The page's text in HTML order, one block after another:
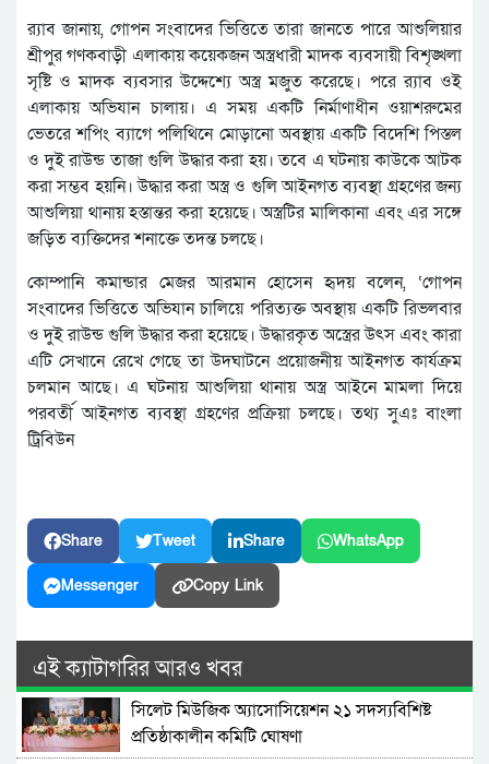
র‌্যাব জানায়, গোপন সংবাদের ভিত্তিতে তারা জানতে পারে আশুলিয়ার
শ্রীপুর গণকবাড়ী এলাকায় কয়েকজন অস্ত্রধারী মাদক ব্যবসায়ী বিশৃঙ্খলা
সৃষ্টি ও মাদক ব্যবসার উদ্দেশ্যে অস্ত্র মজুত করেছে। পরে র‌্যাব ওই
এলাকায় অভিযান চালায়। এ সময় একটি নির্মাণাধীন ওয়াশরুমের
ভেতরে শপিং ব্যাগে পলিথিনে মোড়ানো অবস্থায় একটি বিদেশি পিস্তল
ও দুই রাউন্ড তাজা গুলি উদ্ধার করা হয়। তবে এ ঘটনায় কাউকে আটক
করা সম্ভব হয়নি। উদ্ধার করা অস্ত্র ও গুলি আইনগত ব্যবস্থা গ্রহণের জন্য
আশুলিয়া থানায় হস্তান্তর করা হয়েছে। অস্ত্রটির মালিকানা এবং এর সঙ্গে
জড়িত ব্যক্তিদের শনাক্তে তদন্ত চলছে।
কোম্পানি কমান্ডার মেজর আরমান হোসেন হৃদয় বলেন, ‘গোপন
সংবাদের ভিত্তিতে অভিযান চালিয়ে পরিত্যক্ত অবস্থায় একটি রিভলবার
ও দুই রাউন্ড গুলি উদ্ধার করা হয়েছে। উদ্ধারকৃত অস্ত্রের উৎস এবং কারা
এটি সেখানে রেখে গেছে তা উদঘাটনে প্রয়োজনীয় আইনগত কার্যক্রম
চলমান আছে। এ ঘটনায় আশুলিয়া থানায় অস্ত্র আইনে মামলা দিয়ে
পরবর্তী আইনগত ব্যবস্থা গ্রহণের প্রক্রিয়া চলছে। তথ্য সুএঃ বাংলা
ট্রিবিউন
Share Tweet Share WhatsApp
Messenger Copy Link
এই ক্যাটাগরির আরও খবর
সিলেট মিউজিক অ্যাসোসিয়েশন ২১ সদস্যবিশিষ্ট
প্রতিষ্ঠাকালীন কমিটি ঘোষণা